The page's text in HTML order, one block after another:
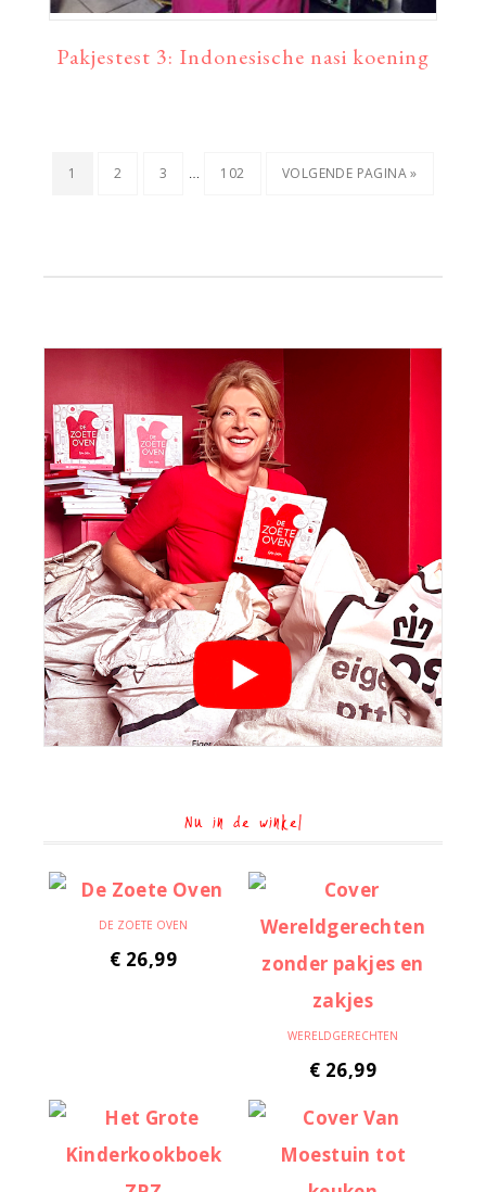
Pakjestest 3: Indonesische nasi koening
PAGINA
1 PAGINA
2 PAGINA
3
Interim
… PAGINA
102
GA
VOLGENDE PAGINA »
Nu in de winkel
DE ZOETE OVEN
€ 26,99
WERELDGERECHTEN
€ 26,99